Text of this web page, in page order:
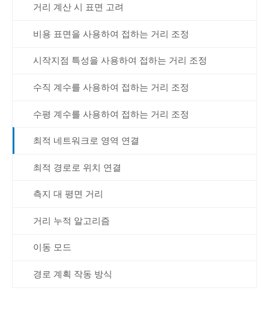
거리 계산 시 표면 고려
비용 표면을 사용하여 접하는 거리 조정
시작지점 특성을 사용하여 접하는 거리 조정
수직 계수를 사용하여 접하는 거리 조정
수평 계수를 사용하여 접하는 거리 조정
최적 네트워크로 영역 연결
최적 경로로 위치 연결
측지 대 평면 거리
거리 누적 알고리즘
이동 모드
경로 계획 작동 방식